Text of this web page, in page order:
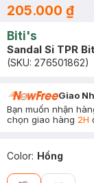
205.000 ₫
Biti's
Sandal Si TPR
(SKU: 276501862)
Giao
Bạn muốn nhận
chọn giao hàng 2H
Color: Hồng